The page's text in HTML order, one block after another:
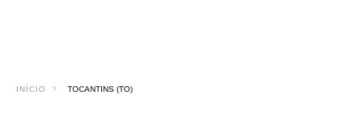
INÍCIO TOCANTINS (TO)